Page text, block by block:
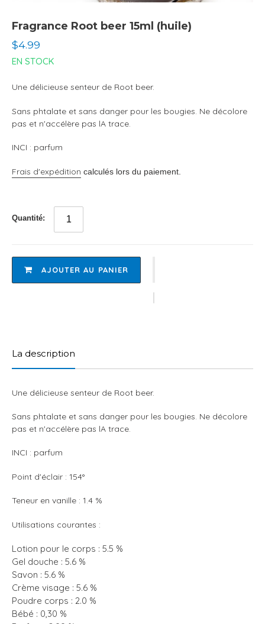
Fragrance Root beer 15ml (huile)
Prix
normal
$4.99
EN STOCK
Une délicieuse senteur de Root beer.
Sans phtalate et sans danger pour les bougies. Ne décolore
pas et n'accélère pas lA trace.
INCI : parfum
Frais d'expédition calculés lors du paiement.
Quantité:
AJOUTER AU PANIER
à
votre
La description
Une délicieuse senteur de Root beer.
Sans phtalate et sans danger pour les bougies. Ne décolore
pas et n'accélère pas lA trace.
INCI : parfum
Point d'éclair : 154°
Teneur en vanille : 1.4 %
Utilisations courantes :
Lotion pour le corps : 5.5 %
Gel douche : 5.6 %
Savon : 5.6 %
Crème visage : 5.6 %
Poudre corps : 2.0 %
Bébé : 0,30 %